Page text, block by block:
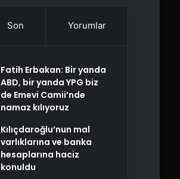
Son Yorumlar
Fatih Erbakan: Bir yanda
ABD, bir yanda YPG biz
de Emevi Camii’nde
namaz kılıyoruz
Kılıçdaroğlu’nun mal
varlıklarına ve banka
hesaplarına haciz
konuldu